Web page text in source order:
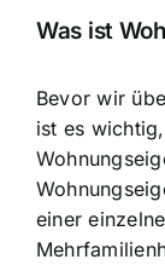
Was ist
Bevor wir
ist es
einer